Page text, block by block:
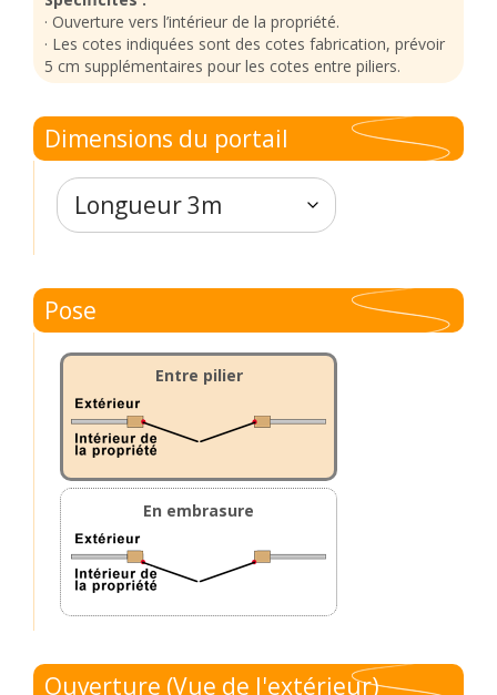
· Ouverture vers l’intérieur de la propriété.
· Les cotes indiquées sont des cotes fabrication, prévoir
5 cm supplémentaires pour les cotes entre piliers.
Dimensions du portail
Pose
Entre pilier
En embrasure
Ouverture (Vue de l'extérieur)